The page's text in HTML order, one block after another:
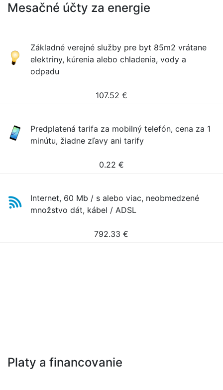
Mesačné účty za energie
Základné verejné služby pre byt 85m2 vrátane
elektriny, kúrenia alebo chladenia, vody a
odpadu
107.52 €
Predplatená tarifa za mobilný telefón, cena za 1
minútu, žiadne zľavy ani tarify
0.22 €
Internet, 60 Mb / s alebo viac, neobmedzené
množstvo dát, kábel / ADSL
792.33 €
Platy a financovanie